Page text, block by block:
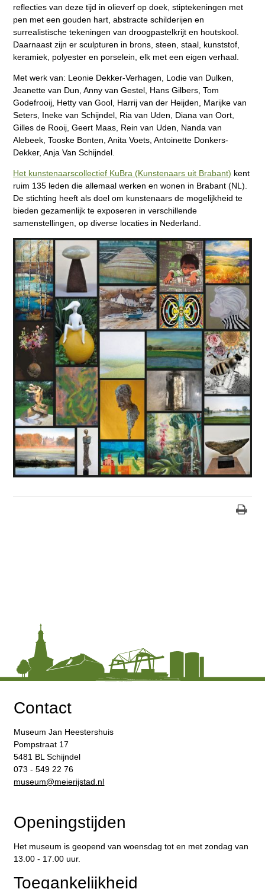
reflecties van deze tijd in olieverf op doek, stiptekeningen met
pen met een gouden hart, abstracte schilderijen en
surrealistische tekeningen van droogpastelkrijt en houtskool.
Daarnaast zijn er sculpturen in brons, steen, staal, kunststof,
keramiek, polyester en porselein, elk met een eigen verhaal.
Met werk van: Leonie Dekker-Verhagen, Lodie van Dulken,
Jeanette van Dun, Anny van Gestel, Hans Gilbers, Tom
Godefrooij, Hetty van Gool, Harrij van der Heijden, Marijke van
Seters, Ineke van Schijndel, Ria van Uden, Diana van Oort,
Gilles de Rooij, Geert Maas, Rein van Uden, Nanda van
Alebeek, Tooske Bonten, Anita Voets, Antoinette Donkers-
Dekker, Anja Van Schijndel.
Het kunstenaarscollectief KuBra (Kunstenaars uit Brabant) kent
ruim 135 leden die allemaal werken en wonen in Brabant (NL).
De stichting heeft als doel om kunstenaars de mogelijkheid te
bieden gezamenlijk te exposeren in verschillende
samenstellingen, op diverse locaties in Nederland.
Contact
Museum Jan Heestershuis
Pompstraat 17
5481 BL Schijndel
073 - 549 22 76
​museum@meierijstad.nl
Openingstijden
Het museum is geopend van woensdag tot en met zondag van
13.00 - 17.00 uur.
Toegankelijkheid